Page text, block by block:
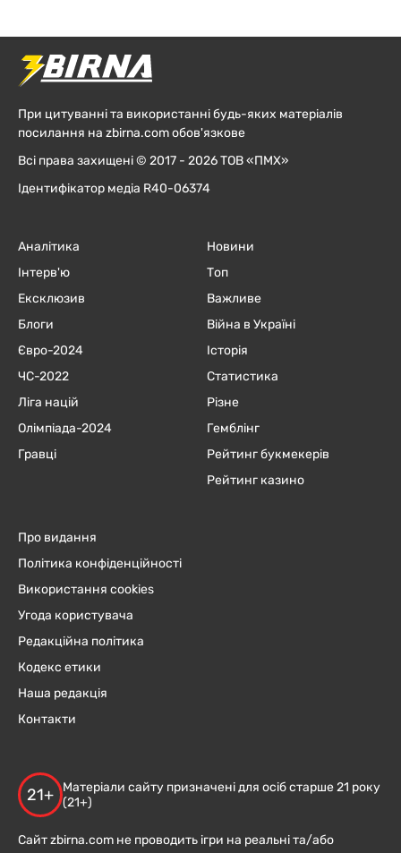
При цитуванні та використанні будь-яких матеріалів
посилання на zbirna.com обов'язкове
Всі права захищені © 2017 - 2026 ТОВ «ПМХ»
Ідентифікатор медіа R40-06374
Аналітика
Інтерв'ю
Ексклюзив
Блоги
Євро-2024
ЧC-2022
Ліга націй
Олімпіада-2024
Гравці
Новини
Топ
Важливе
Війна в Україні
Історія
Статистика
Різне
Гемблінг
Рейтинг букмекерів
Рейтинг казино
Про видання
Політика конфіденційності
Використання cookies
Угода користувача
Редакційна політика
Кодекс етики
Наша редакція
Контакти
21+
Матеріали сайту призначені для осіб старше 21 року
(21+)
Сайт zbirna.com не проводить ігри на реальні та/або